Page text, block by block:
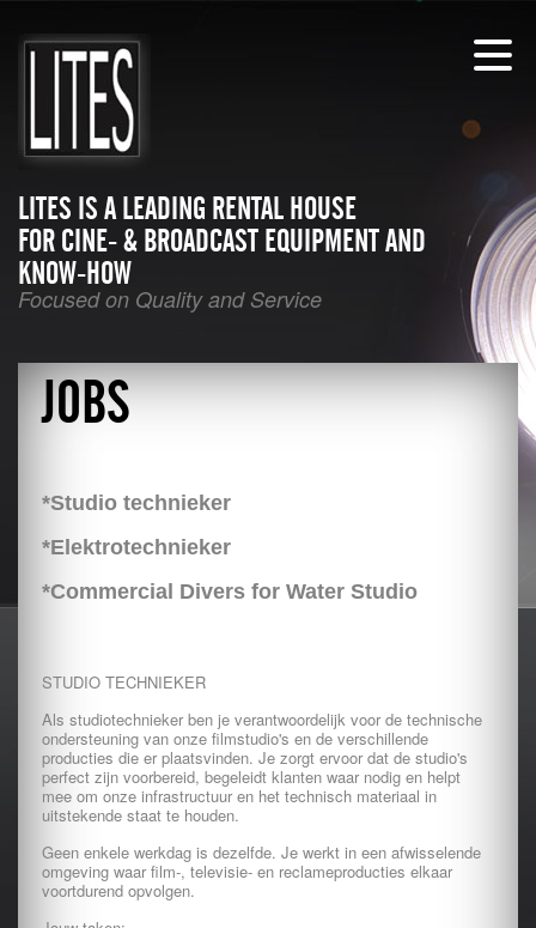
LITES IS A LEADING RENTAL HOUSE
FOR CINE- & BROADCAST EQUIPMENT AND
KNOW-HOW
Focused on Quality and Service
JOBS
*Studio technieker
*Elektrotechnieker
*Commercial Divers for Water Studio
STUDIO TECHNIEKER
Als studiotechnieker ben je verantwoordelijk voor de technische
ondersteuning van onze filmstudio's en de verschillende
producties die er plaatsvinden. Je zorgt ervoor dat de studio's
perfect zijn voorbereid, begeleidt klanten waar nodig en helpt
mee om onze infrastructuur en het technisch materiaal in
uitstekende staat te houden.
Geen enkele werkdag is dezelfde. Je werkt in een afwisselende
omgeving waar film-, televisie- en reclameproducties elkaar
voortdurend opvolgen.